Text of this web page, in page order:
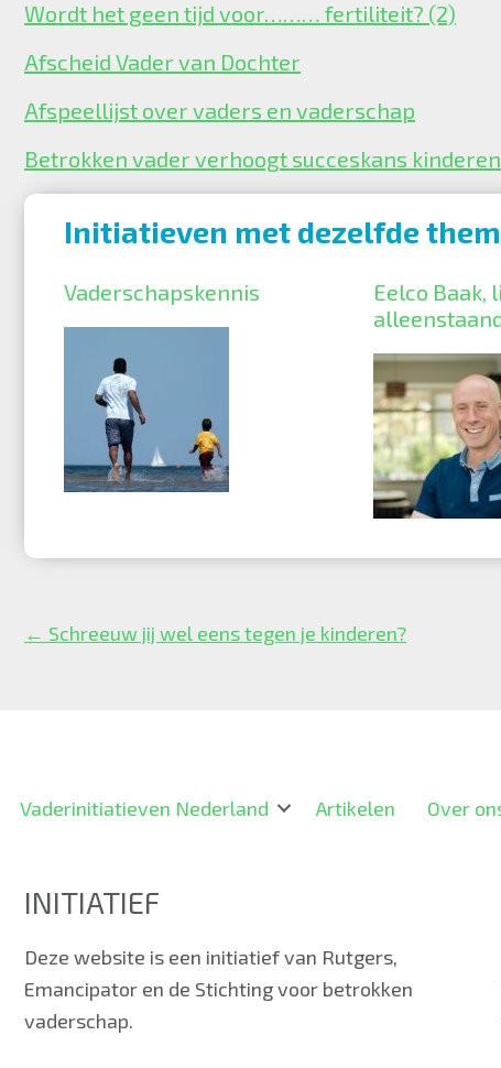
Wordt het geen tijd voor……… fertiliteit? (2)
Afscheid Vader van Dochter
Afspeellijst over vaders en vaderschap
Betrokken vader verhoogt succeskans kinderen
Initiatieven met dezelfde
Vaderschapskennis
Eelco Baak,
Posts
← Schreeuw jij wel eens tegen je kinderen?
Vaderinitiatieven Nederland Artikelen Over
INITIATIEF
Deze website is een initiatief van Rutgers,
Emancipator en de Stichting voor betrokken
vaderschap.